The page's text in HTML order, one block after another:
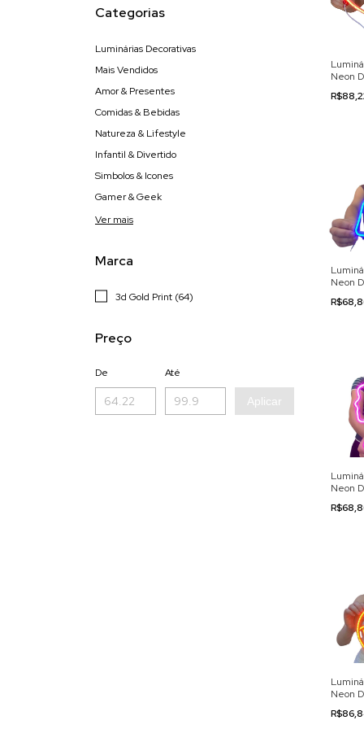
Categorias
Luminárias Decorativas
Mais Vendidos
Amor & Presentes
Comidas & Bebidas
Natureza & Lifestyle
Infantil & Divertido
Simbolos & Icones
Gamer & Geek
Ver mais
Marca
3d Gold Print (64)
Preço
De Até
Aplicar
Neon
Neon
Neon
Neon